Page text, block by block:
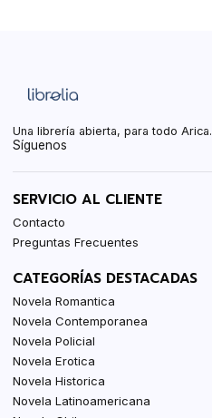
Una librería abierta, para todo Arica.
Síguenos
SERVICIO AL CLIENTE
Contacto
Preguntas Frecuentes
CATEGORÍAS DESTACADAS
Novela Romantica
Novela Contemporanea
Novela Policial
Novela Erotica
Novela Historica
Novela Latinoamericana